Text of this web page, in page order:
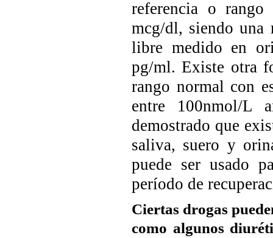
referencia o
mcg/dl, siendo una
libre medido en
pg/ml. Existe otra
rango normal con
entre 100nmol/L
demostrado que
saliva, suero y
puede ser usado
período de
Ciertas drogas
como algunos